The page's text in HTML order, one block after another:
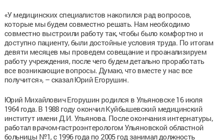
«У медицинских специалистов накопился рад вопросов,
которые мы будем совместно решать. Нам необходимо
совместно выстроили работу так, чтобы было комфортно и
доступно пациенту, были достойные условия труда. По итогам
девяти месяцев мы проведем совещание и проанализируем
работу учреждения, после чего будем детально проработать
все возникающие вопросы. Думаю, что вместе у нас все
получится», – сказал Юрий Егорушин.
Юрий Михайлович Егорушин родился в Ульяновске 16 июля
1964 года. В 1988 году окончил Куйбышевский медицинский
институт имени Д.И. Ульянова. После окончания интернатуры,
работал врачом-гастроэнтерологом Ульяновской областной
больницы №1, с 1996 года по 2005 год занимал должность